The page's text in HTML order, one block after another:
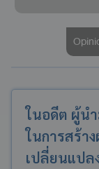
ในอดีต ผู้น
ในการสร้า
เปลี่ยนแปล